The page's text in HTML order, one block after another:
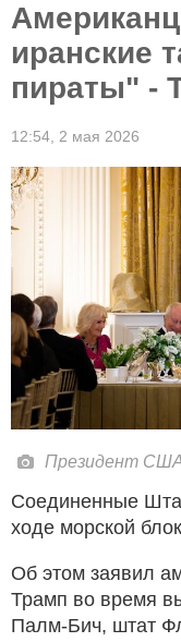
иранские
пираты" -
12:54, 2 мая 2026
Президент
Соединенные
ходе морской
Об этом заявил
Трамп во время
Палм-Бич, штат